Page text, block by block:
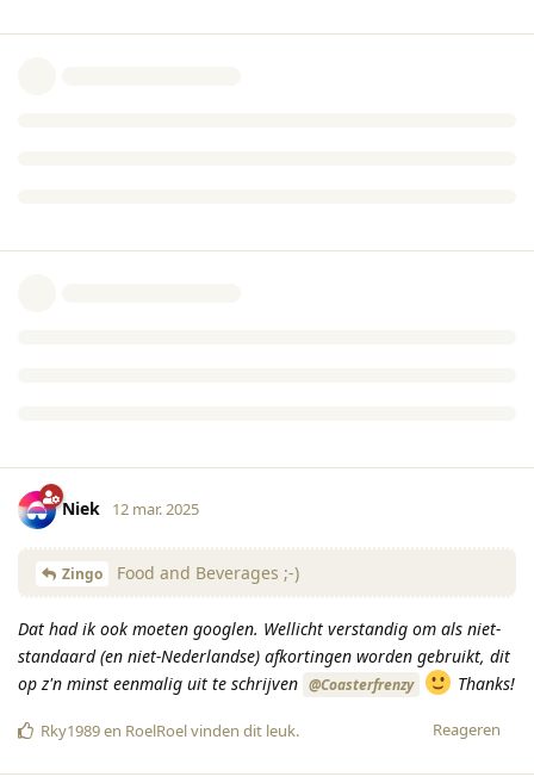
Niek 12 mar. 2025
Zingo Food and Beverages ;-)
Dat had ik ook moeten googlen. Wellicht verstandig om als niet-
standaard (en niet-Nederlandse) afkortingen worden gebruikt, dit
op z'n minst eenmalig uit te schrijven @Coasterfrenzy Thanks!
Reageren
Rky1989en RoelRoelvinden dit leuk.